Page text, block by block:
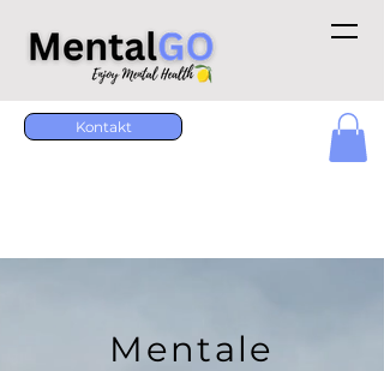
Kontakt
Mentale